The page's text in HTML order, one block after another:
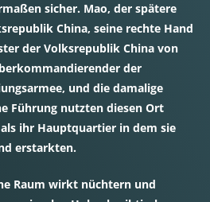
sicher. Mao, der spätere
China, seine rechte Hand
der Volksrepublik China von
der
und die damalige
Führung nutzten diesen Ort
ihr Hauptquartier in dem sie
erstarkten.
Raum wirkt nüchtern und